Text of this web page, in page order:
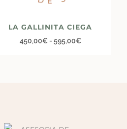
LA GALLINITA CIEGA
450,00€ - 595,00€